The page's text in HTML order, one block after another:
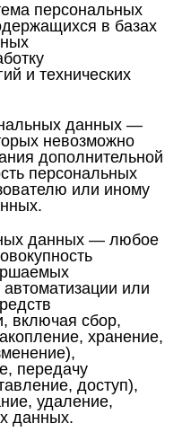
персональных
в базах
и технических
данных —
невозможно
дополнительной
персональных
или иному
данных — любое
или
включая сбор,
хранение,
передачу
доступ),
удаление,
данных.